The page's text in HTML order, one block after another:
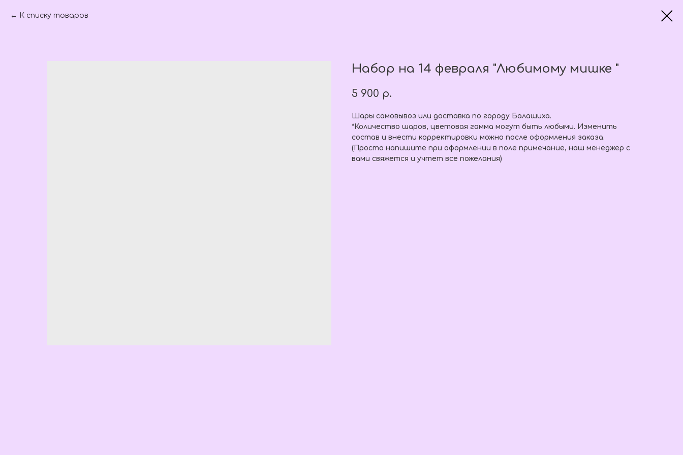
К списку товаров
Набор на 14 февраля "Любимому мишке "
5 900 р.
Шары самовывоз или доставка по городу Балашиха.
*Количество шаров, цветовая гамма могут быть любыми. Изменить
состав и внести корректировки можно после оформления заказа.
(Просто напишите при оформлении в поле примечание, наш менеджер с
вами свяжется и учтет все пожелания)